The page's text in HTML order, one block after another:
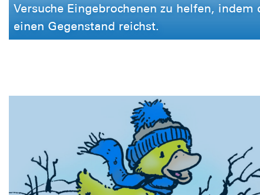
Versuche Eingebrochenen zu helfen,
einen Gegenstand reichst.